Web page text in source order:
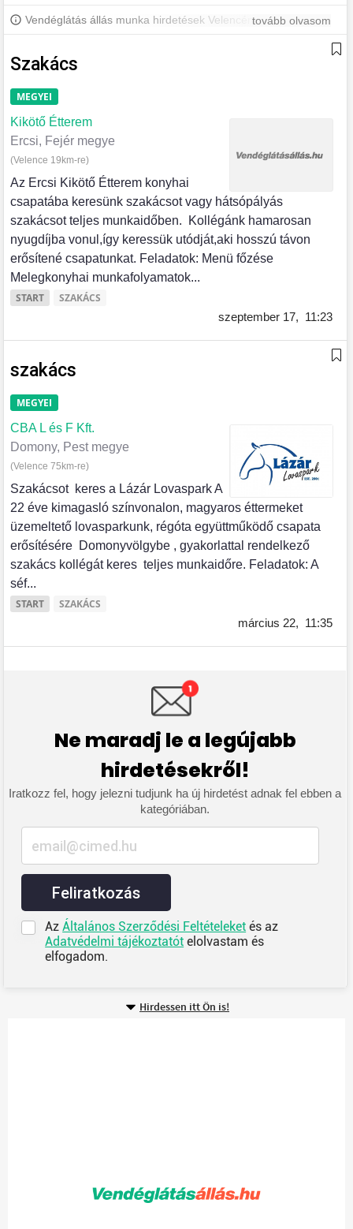
Vendéglátás állás munka hirdetések Velencén és környékén.
tovább olvasom
Szakács
MEGYEI
Kikötő Étterem
Ercsi, Fejér megye
(Velence 19km-re)
Az Ercsi Kikötő Étterem konyhai
csapatába keresünk szakácsot vagy hátsópályás
szakácsot teljes munkaidőben. Kollégánk hamarosan
nyugdíjba vonul,így keressük utódját,aki hosszú távon
erősítené csapatunkat. Feladatok: Menü főzése
Melegkonyhai munkafolyamatok...
START
SZAKÁCS
szeptember 17, 11:23
szakács
MEGYEI
CBA L és F Kft.
Domony, Pest megye
(Velence 75km-re)
Szakácsot keres a Lázár Lovaspark A
22 éve kimagasló színvonalon, magyaros éttermeket
üzemeltető lovasparkunk, régóta együttműködő csapata
erősítésére Domonyvölgybe , gyakorlattal rendelkező
szakács kollégát keres teljes munkaidőre. Feladatok: A
séf...
START
SZAKÁCS
március 22, 11:35
Ne maradj le a legújabb
hirdetésekről!
Iratkozz fel, hogy jelezni tudjunk ha új hirdetést adnak fel ebben a
kategóriában.
Feliratkozás
AzÁltalános Szerződési Feltételeket és az
Adatvédelmi tájékoztatót elolvastam és
elfogadom.
Hirdessen itt Ön is!